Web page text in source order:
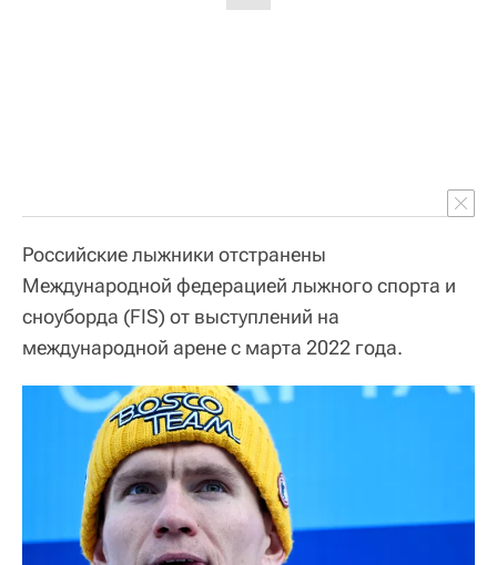
Российские лыжники отстранены
Международной федерацией лыжного спорта и
сноуборда (FIS) от выступлений на
международной арене с марта 2022 года.